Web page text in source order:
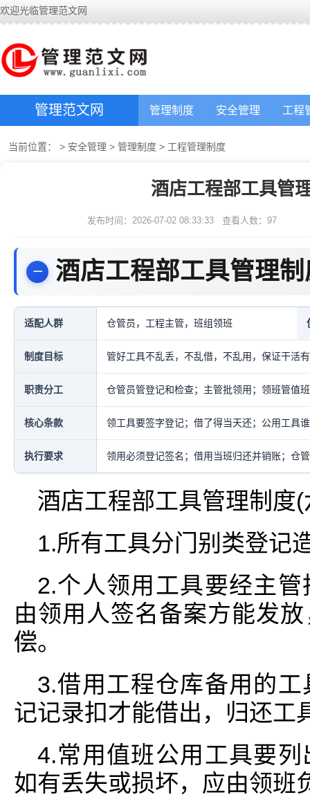
欢迎光临管理范文网
管理范文网 管理制度 安全管理 工程
当前位置： > 安全管理 > 管理制度 > 工程管理制度
酒店工程部工具管
发布时间：2026-07-02 08:33:33 查看人数： 97
酒店工程部工具管理制
适配人群 仓管员，工程主管，班组领班
制度目标 管好工具不乱丢，不乱借，不乱用，保证干活
职责分工 仓管员管登记和检查；主管批领用；领班管值
核心条款 领工具要签字登记；借了得当天还；公用工具
执行要求 领用必须登记签名；借用当班归还并销账；仓
酒店工程部工具管理制度(
1.所有工具分门别类登记
2.个人领用工具要经主
由领用人签名备案方能发
偿。
3.借用工程仓库备用的
记记录扣才能借出，归还工
4.常用值班公用工具要
如有丢失或损坏，应由领班